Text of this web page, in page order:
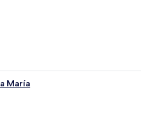
María